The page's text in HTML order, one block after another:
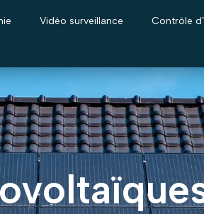
Vidéo surveillance Contrôle